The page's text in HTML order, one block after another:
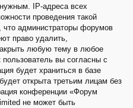
IP-адреса всех
проведения такой
что администраторы форумов
право удалить,
любую тему в любое
вы согласны с
будет храниться в базе
открыта третьим лицам без
конференции «Форум
не может быть